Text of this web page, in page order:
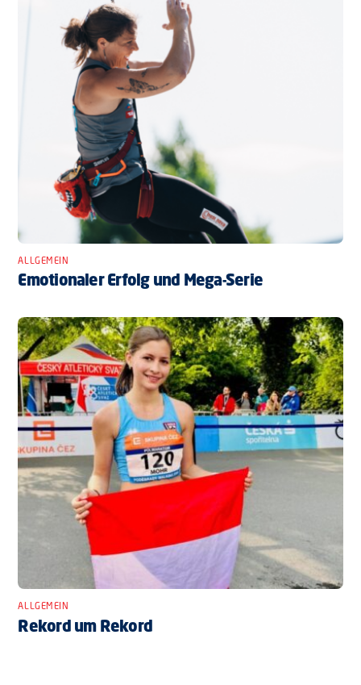
ALLGEMEIN
Emotionaler Erfolg und Mega-Serie
ALLGEMEIN
Rekord um Rekord